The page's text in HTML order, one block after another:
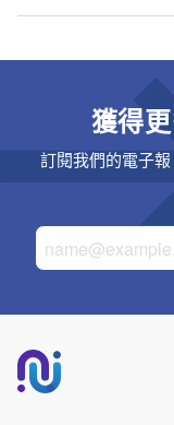
獲得
訂閱我們的電子